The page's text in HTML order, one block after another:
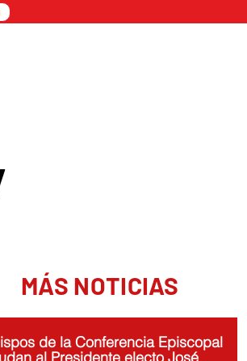
MÁS NOTICIAS
de la Conferencia Episcopal